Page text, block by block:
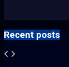
Recent posts